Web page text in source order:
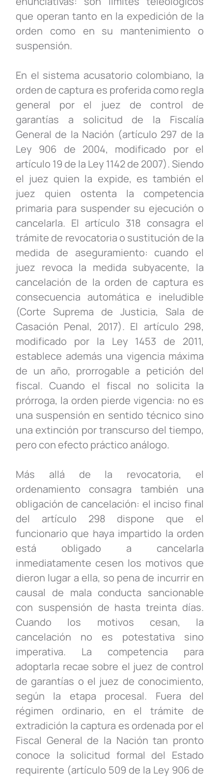
que operan tanto en la expedición de la
orden como en su mantenimiento o
suspensión.
En el sistema acusatorio colombiano, la
orden de captura es proferida como regla
general por el juez de control de
garantías a solicitud de la Fiscalía
General de la Nación (artículo 297 de la
Ley 906 de 2004, modificado por el
artículo 19 de la Ley 1142 de 2007). Siendo
el juez quien la expide, es también el
juez quien ostenta la competencia
primaria para suspender su ejecución o
cancelarla. El artículo 318 consagra el
trámite de revocatoria o sustitución de la
medida de aseguramiento: cuando el
juez revoca la medida subyacente, la
cancelación de la orden de captura es
consecuencia automática e ineludible
(Corte Suprema de Justicia, Sala de
Casación Penal, 2017). El artículo 298,
modificado por la Ley 1453 de 2011,
establece además una vigencia máxima
de un año, prorrogable a petición del
fiscal. Cuando el fiscal no solicita la
prórroga, la orden pierde vigencia: no es
una suspensión en sentido técnico sino
una extinción por transcurso del tiempo,
pero con efecto práctico análogo.
Más allá de la revocatoria, el
ordenamiento consagra también una
obligación de cancelación: el inciso final
del artículo 298 dispone que el
funcionario que haya impartido la orden
está obligado a cancelarla
inmediatamente cesen los motivos que
dieron lugar a ella, so pena de incurrir en
causal de mala conducta sancionable
con suspensión de hasta treinta días.
Cuando los motivos cesan, la
cancelación no es potestativa sino
imperativa. La competencia para
adoptarla recae sobre el juez de control
de garantías o el juez de conocimiento,
según la etapa procesal. Fuera del
régimen ordinario, en el trámite de
extradición la captura es ordenada por el
Fiscal General de la Nación tan pronto
conoce la solicitud formal del Estado
requirente (artículo 509 de la Ley 906 de